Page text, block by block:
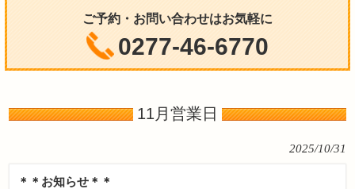
ご予約・お問い合わせはお気軽に
0277-46-6770
11月営業日
2025/10/31
＊＊お知らせ＊＊